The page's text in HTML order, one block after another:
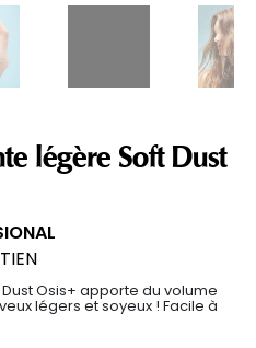
légère Soft Dust
Osis+ apporte du volume
légers et soyeux ! Facile à